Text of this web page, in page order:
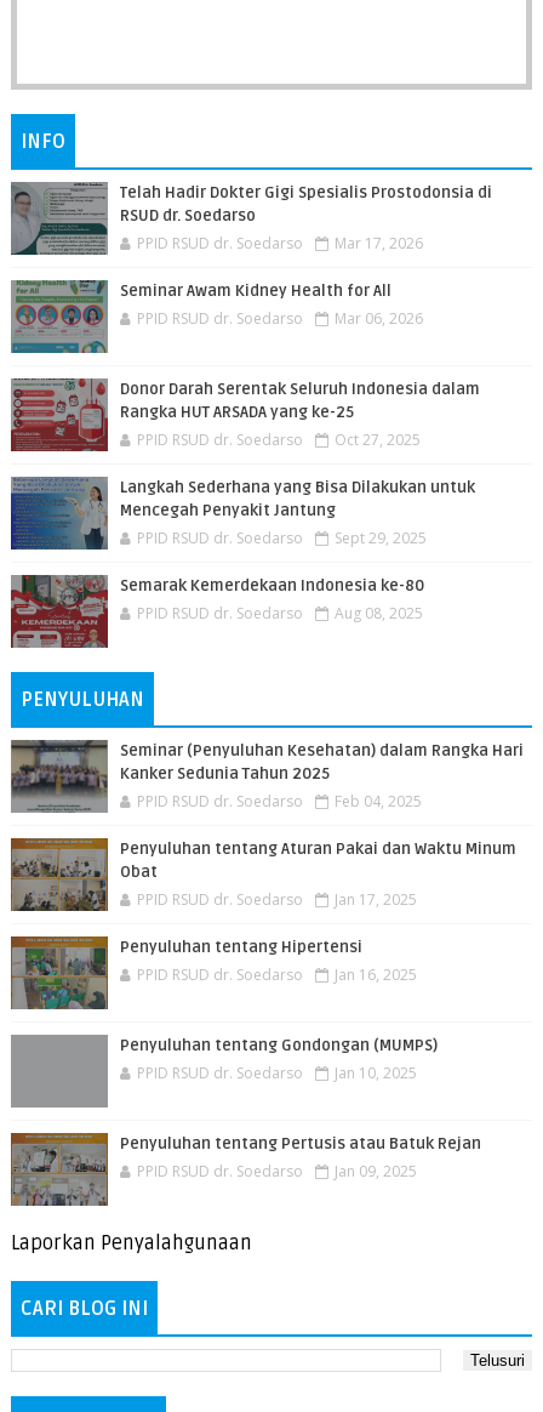
INFO
Telah Hadir Dokter Gigi Spesialis Prostodonsia di
RSUD dr. Soedarso
PPID RSUD dr. Soedarso Mar 17, 2026
Seminar Awam Kidney Health for All
PPID RSUD dr. Soedarso Mar 06, 2026
Donor Darah Serentak Seluruh Indonesia dalam
Rangka HUT ARSADA yang ke-25
PPID RSUD dr. Soedarso Oct 27, 2025
Langkah Sederhana yang Bisa Dilakukan untuk
Mencegah Penyakit Jantung
PPID RSUD dr. Soedarso Sept 29, 2025
Semarak Kemerdekaan Indonesia ke-80
PPID RSUD dr. Soedarso Aug 08, 2025
PENYULUHAN
Seminar (Penyuluhan Kesehatan) dalam Rangka Hari
Kanker Sedunia Tahun 2025
PPID RSUD dr. Soedarso Feb 04, 2025
Penyuluhan tentang Aturan Pakai dan Waktu Minum
Obat
PPID RSUD dr. Soedarso Jan 17, 2025
Penyuluhan tentang Hipertensi
PPID RSUD dr. Soedarso Jan 16, 2025
Penyuluhan tentang Gondongan (MUMPS)
PPID RSUD dr. Soedarso Jan 10, 2025
Penyuluhan tentang Pertusis atau Batuk Rejan
PPID RSUD dr. Soedarso Jan 09, 2025
Laporkan Penyalahgunaan
CARI BLOG INI